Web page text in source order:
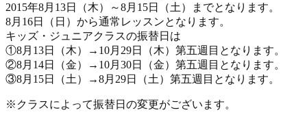
2015年8月13日（木）～8月15日（土）までとなります。
8月16日（日）から通常レッスンとなります。
キッズ・ジュニアクラスの振替日は
①8月13日（木）→10月29日（木）第五週目となります。
②8月14日（金）→10月30日（金）第五週目となります。
③8月15日（土）→8月29日（土）第五週目となります。
※クラスによって振替日の変更がございます。